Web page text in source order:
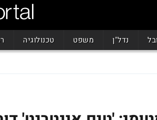
נדל"ן משפט טכנולוגיה